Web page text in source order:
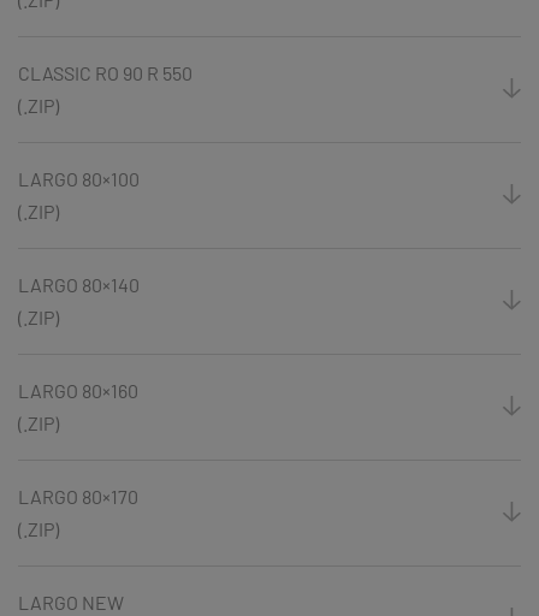
CLASSIC RO 90 R 550
(.ZIP)
LARGO 80×100
(.ZIP)
LARGO 80×140
(.ZIP)
LARGO 80×160
(.ZIP)
LARGO 80×170
(.ZIP)
LARGO NEW